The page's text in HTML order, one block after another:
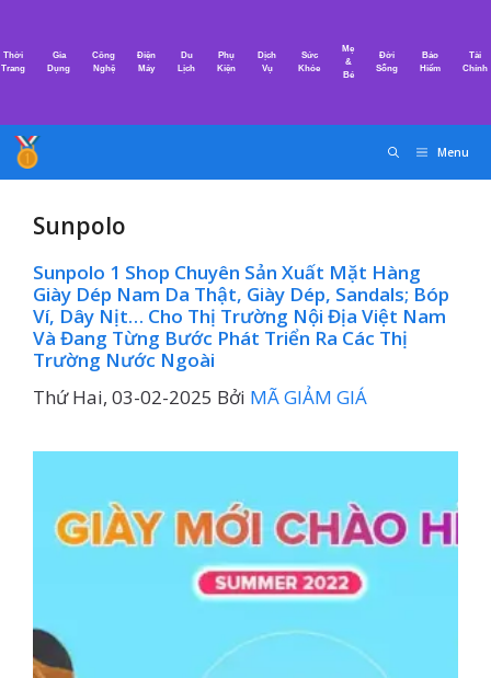
nội
Thời
Trang
Gia
Dụng
Công
Nghệ
Điện
Máy
Du
Lịch
Phụ
Kiện
Dịch
Vụ
Sức
Khỏe
Mẹ
&
Bé
Đời
Sống
Bảo
Hiểm
Tài
Chính
Menu
Sunpolo
Sunpolo 1 Shop Chuyên Sản Xuất Mặt Hàng
Giày Dép Nam Da Thật, Giày Dép, Sandals; Bóp
Ví, Dây Nịt… Cho Thị Trường Nội Địa Việt Nam
Và Đang Từng Bước Phát Triển Ra Các Thị
Trường Nước Ngoài
Thứ Hai, 03-02-2025 Bởi MÃ GIẢM GIÁ